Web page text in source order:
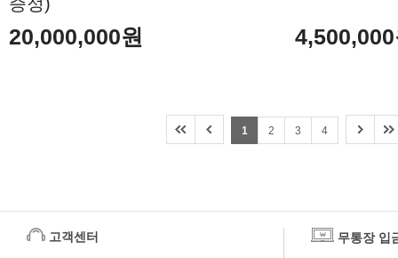
20,000,000원
1 2 3 4
고객센터 무통장 입